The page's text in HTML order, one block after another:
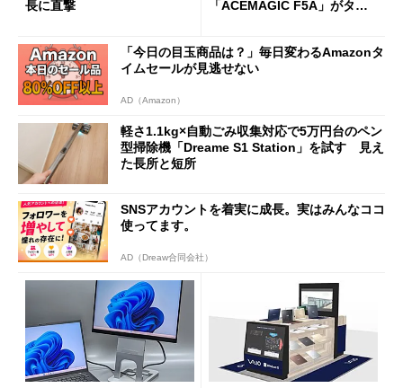
長に直撃
「ACEMAGIC F5A」がタイ
「今日の目玉商品は？」毎日変わるAmazonタ
イムセールが見逃せない
AD（Amazon）
軽さ1.1kg×自動ごみ収集対応で5万円台のペン
型掃除機「Dreame S1 Station」を試す 見え
た長所と短所
SNSアカウントを着実に成長。実はみんなココ
使ってます。
AD（Dreaw合同会社）